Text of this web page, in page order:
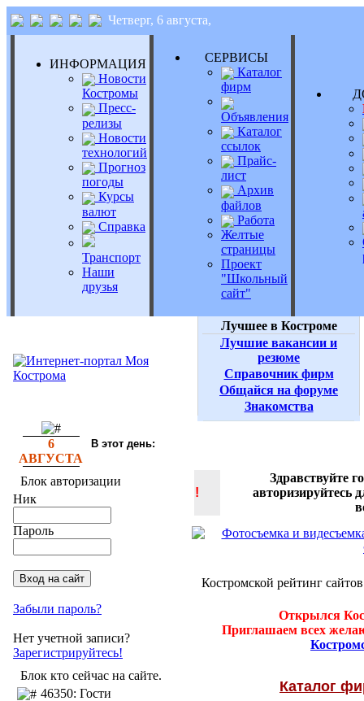
Четверг, 6 августа,
ИНФОРМАЦИЯ
Новости
Костромы
Пресс-
релизы
Новости
технологий
Прогноз
погоды
Курсы
валют
Справка
Транспорт
Наши
друзья
СЕРВИСЫ
Каталог
фирм
Объявления
Каталог
ссылок
Прайс-
лист
Архив
файлов
Работа
Желтые
страницы
Проект
"Школьный
сайт"
Лучшее в Костроме
Лучшие вакансии и
резюме
Справочник фирм
Общайся на форуме
Знакомства
6
АВГУСТА
В этот день:
Блок авторизации
Ник
Пароль
Забыли пароль?
Нет учетной записи?
Зарегистрируйтесь!
Блок кто сейчас на сайте.
46350: Гости
!
Здравствуйте
авторизируйтесь
Костромской рейтинг сайтов
Открылся
Приглашаем всех
Каталог